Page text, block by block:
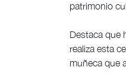
patrimonio
Destaca que
realiza esta
muñeca que